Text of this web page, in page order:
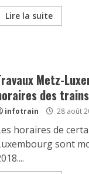
Lire la suite
Metz-
des
infotrain 28 août
horaires de
sont